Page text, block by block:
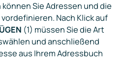
können Sie Adressen und die
Nach Klick auf
(1) müssen Sie die Art
und anschließend
aus Ihrem Adressbuch